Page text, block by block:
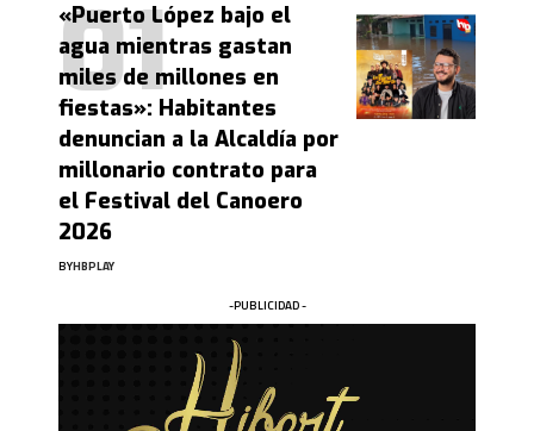
«Puerto López bajo el
agua mientras gastan
miles de millones en
fiestas»: Habitantes
denuncian a la Alcaldía por
millonario contrato para
el Festival del Canoero
2026
BYHBPLAY
-PUBLICIDAD -